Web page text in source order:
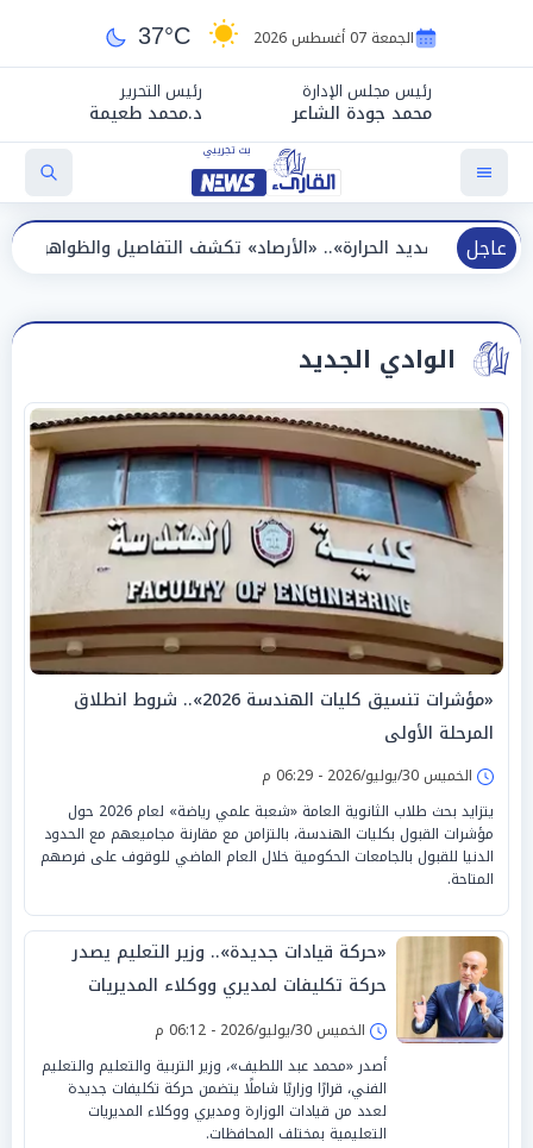
الجمعة 07 أغسطس 2026 37°C
رئيس مجلس الإدارة
محمد جودة الشاعر
رئيس التحرير
د.محمد طعيمة
عاجل«الأرصاد» تكشف التفاصيل والظواهر الجوية اليوم الجمعة
الوادي الجديد
«مؤشرات تنسيق كليات الهندسة 2026».. شروط انطلاق
المرحلة الأولى
الخميس 30/يوليو/2026 - 06:29 م
يتزايد بحث طلاب الثانوية العامة «شعبة علمي رياضة» لعام 2026 حول
مؤشرات القبول بكليات الهندسة، بالتزامن مع مقارنة مجاميعهم مع الحدود
الدنيا للقبول بالجامعات الحكومية خلال العام الماضي للوقوف على فرصهم
المتاحة.
«حركة قيادات جديدة».. وزير التعليم يصدر
حركة تكليفات لمديري ووكلاء المديريات
بالتعليمالخميس 30/يوليو/2026 - 06:12 م
أصدر «محمد عبد اللطيف»، وزير التربية والتعليم والتعليم
الفني، قرارًا وزاريًا شاملًا يتضمن حركة تكليفات جديدة
لعدد من قيادات الوزارة ومديري ووكلاء المديريات
التعليمية بمختلف المحافظات.